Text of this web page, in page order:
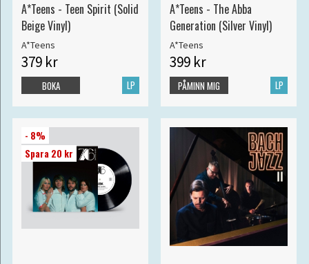
A*Teens - Teen Spirit (Solid
Beige Vinyl)
A*Teens
379 kr
LP
BOKA
A*Teens - The Abba
Generation (Silver Vinyl)
A*Teens
399 kr
LP
PÅMINN MIG
- 8%
Spara 20 kr